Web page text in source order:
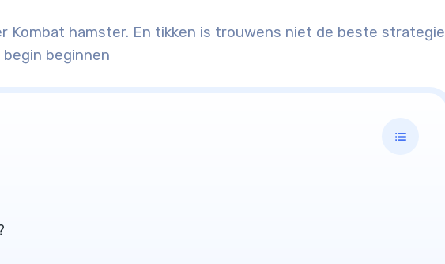
Kombat hamster. En tikken is trouwens niet de beste strategie
beginnen